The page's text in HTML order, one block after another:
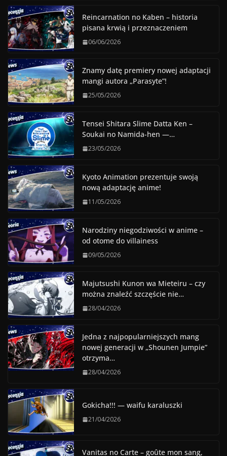
Reincarnation no Kaben – historia
pisana krwią i przeznaczeniem
06/06/2026
Znamy datę premiery nowej adaptacji
mangi autora „Parasyte”!
25/05/2026
Tensei Shitara Slime Datta Ken –
Soukai no Namida-hen —…
23/05/2026
Kyoto Animation prezentuje swoją
nową adaptację anime!
11/05/2026
Narodziny niegodziwości w anime –
od otome do villainess
09/05/2026
Majutsushi Kunon wa Mieteiru – czy
można znaleźć szczęście nie…
28/04/2026
Jedna z najpopularniejszych mang
nowej generacji w „Shounen Jumpie”
otrzyma…
28/04/2026
Gokicha!!! — waifu karaluszki
21/04/2026
Vanitas no Carte – goûte mon sang,